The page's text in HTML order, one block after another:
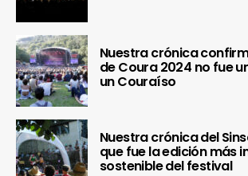
Nuestra crónica
de Coura 2024 no fue
un Couraíso
Nuestra crónica del
que fue la edición más
sostenible del festival